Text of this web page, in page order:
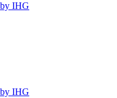
IHG
IHG